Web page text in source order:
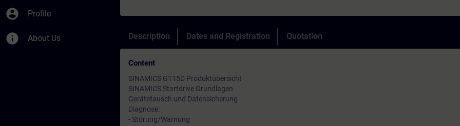
account_circle Profile
info About Us Description Dates and Registration Quotation
Content
SINAMICS G115D Produktübersicht
SINAMICS Startdrive Grundlagen
Gerätetausch und Datensicherung
Diagnose:
- Störung/Warnung